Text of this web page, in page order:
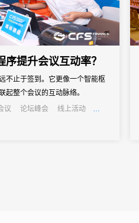
提升会议互动率？
不止于签到。它更像一个智能枢
起整个会议的互动脉络。
议 论坛峰会
线上活动